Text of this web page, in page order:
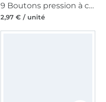
9 Boutons pression à coudre 21 mm, noir
2,97 € / unité